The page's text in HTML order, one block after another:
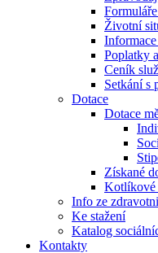
Životní
Poplatky
Ceník
Setkání s
Dotace
Dotace
Získané
Kotlíkové
Info ze
Ke stažení
Katalog
Kontakty